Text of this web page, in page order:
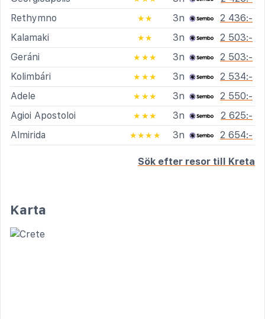
Rethymno
★★ 3n
2 436:-
Kalamaki
★★ 3n
2 503:-
Geráni
★★★ 3n
2 503:-
Kolimbári
★★★ 3n
2 534:-
Adele
★★★ 3n
2 550:-
Agioi Apostoloi
★★★ 3n
2 625:-
Almirida
★★★★ 3n 2 654:-
Sök efter resor till Kreta
Karta